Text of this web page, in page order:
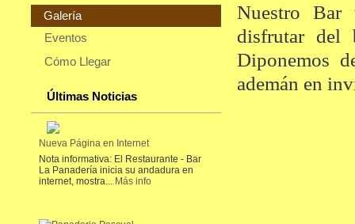
Galería
Eventos
Cómo Llegar
Últimas Noticias
Nueva Página en Internet
Nota informativa: El Restaurante - Bar
La Panadería inicia su andadura en
internet, mostra... Más info
Nuestro Bar
disfrutar del
Diponemos
ademán en